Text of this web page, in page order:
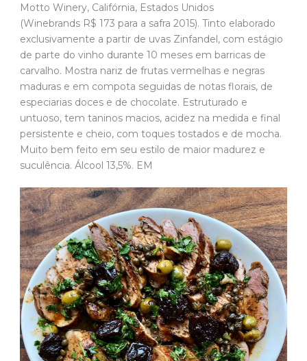
Motto Winery, Califórnia, Estados Unidos
(Winebrands R$ 173 para a safra 2015). Tinto elaborado
exclusivamente a partir de uvas Zinfandel, com estágio
de parte do vinho durante 10 meses em barricas de
carvalho. Mostra nariz de frutas vermelhas e negras
maduras e em compota seguidas de notas florais, de
especiarias doces e de chocolate. Estruturado e
untuoso, tem taninos macios, acidez na medida e final
persistente e cheio, com toques tostados e de mocha.
Muito bem feito em seu estilo de maior madurez e
suculência. Álcool 13,5%. EM